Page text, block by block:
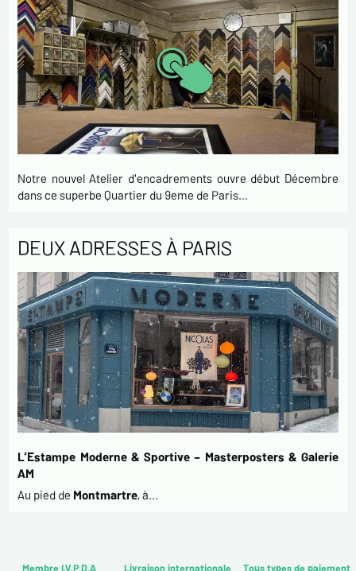
Notre nouvel Atelier d'encadrements ouvre début Décembre
dans ce superbe Quartier du 9eme de Paris…
DEUX ADRESSES À PARIS
L’Estampe Moderne & Sportive – Masterposters & Galerie
AM
Au pied de Montmartre, à…
Membre I.V.P.D.A Livraison internationale Tous types de paiement